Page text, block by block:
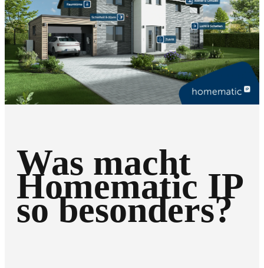
Was macht
Homematic IP
so besonders?